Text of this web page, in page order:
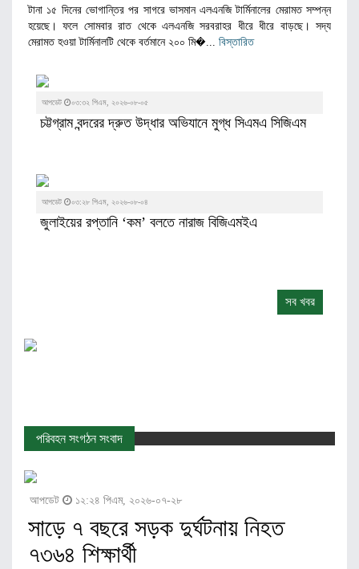
টানা ১৫ দিনের ভোগান্তির পর সাগরে ভাসমান এলএনজি টার্মিনালের মেরামত সম্পন্ন
হয়েছে। ফলে সোমবার রাত থেকে এলএনজি সরবরাহর ধীরে ধীরে বাড়ছে। সদ্য
মেরামত হওয়া টার্মিনালটি থেকে বর্তমানে ২০০ মি�... বিস্তারিত
আপডেট ০৩:৩২ পিএম, ২০২৬-০৮-০৫
চট্টগ্রাম বন্দরের দ্রুত উদ্ধার অভিযানে মুগ্ধ সিএমএ সিজিএম
আপডেট ০৩:২৮ পিএম, ২০২৬-০৮-০৪
জুলাইয়ের রপ্তানি ‘কম’ বলতে নারাজ বিজিএমইএ
সব খবর
পরিবহন সংগঠন সংবাদ
আপডেট ১২:২৪ পিএম, ২০২৬-০৭-২৮
সাড়ে ৭ বছরে সড়ক দুর্ঘটনায় নিহত
৭৩৬৪ শিক্ষার্থী